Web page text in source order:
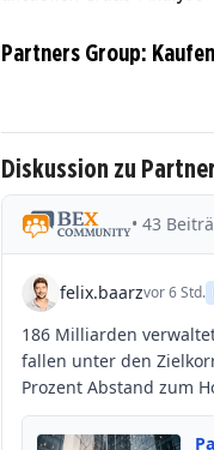
Partners Group:
Diskussion zu